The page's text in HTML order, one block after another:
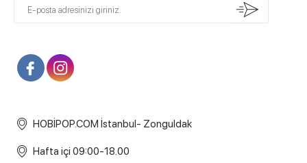
HOBİPOP.COM İstanbul- Zonguldak
Hafta içi 09:00-18.00